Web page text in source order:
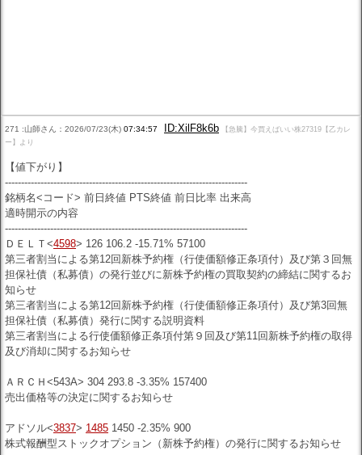
271 :山師さん：2026/07/23(木) 07:34:57 ID:XilF8k6b
【急騰】今買えばいい株27319【乙カレ
ー】より
【値下がり】
---------------------------------------------------------------------------
銘柄名<コード> 前日終値 PTS終値 前日比率 出来高
適時開示の内容
---------------------------------------------------------------------------
ＤＥＬＴ<4598> 126 106.2 -15.71% 57100
第三者割当による第12回新株予約権（行使価額修正条項付）及び第３回無
担保社債（私募債）の発行並びに新株予約権の買取契約の締結に関するお
知らせ
第三者割当による第12回新株予約権（行使価額修正条項付）及び第3回無
担保社債（私募債）発行に関する説明資料
第三者割当による行使価額修正条項付第９回及び第11回新株予約権の取得
及び消却に関するお知らせ
ＡＲＣＨ<543A> 304 293.8 -3.35% 157400
売出価格等の決定に関するお知らせ
アドソル<3837> 1485 1450 -2.35% 900
株式報酬型ストックオプション（新株予約権）の発行に関するお知らせ